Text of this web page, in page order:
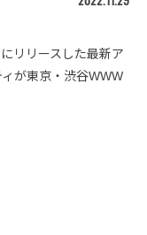
リリースした最新ア
が東京・渋谷WWW